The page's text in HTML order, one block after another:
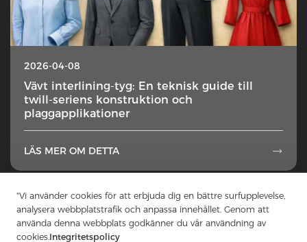
"Vi använder cookies för att erbjuda dig en bättre surfupplevelse,
analysera webbplatstrafik och anpassa innehållet. Genom att
använda denna webbplats godkänner du vår användning av
cookies.Integritetspolicy
2026-04-08
Vävt interlining-tyg: En teknisk guide till
twill-seriens konstruktion och
plaggapplikationer
LÄS MER OM DETTA 
1 2 3 4 5 ... 50